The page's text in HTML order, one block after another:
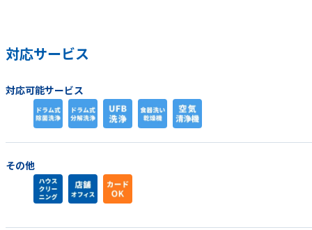
対応サービス
対応可能サービス
その他